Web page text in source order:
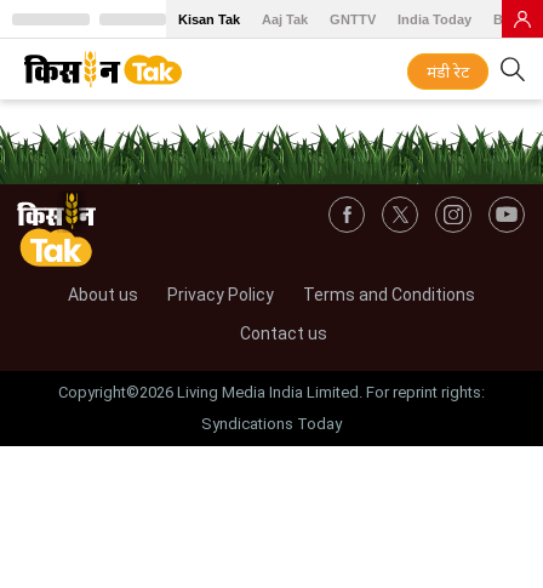
Kisan Tak Aaj Tak GNTTV India Today BT
मंडी रेट
About us Privacy Policy
Terms and Conditions
Contact us
Copyright©2026 Living Media India Limited. For reprint rights:
Syndications Today